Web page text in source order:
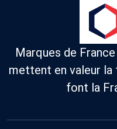
Marques de
mettent en valeur
font la